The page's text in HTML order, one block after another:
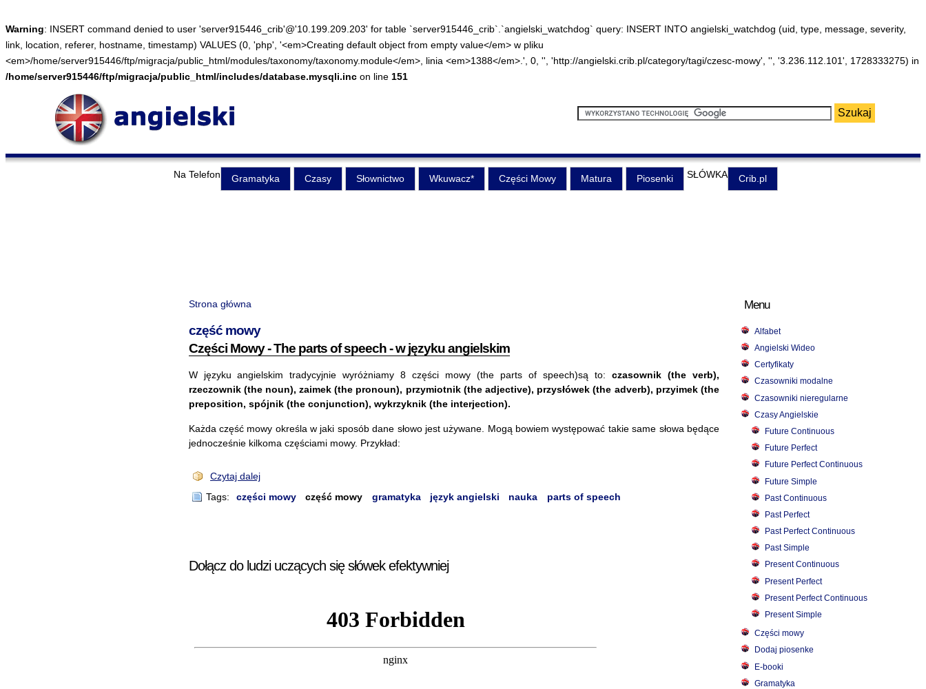
Warning: INSERT command denied to user 'server915446_crib'@'10.199.209.203' for table `server915446_crib`.`angielski_watchdog` query: INSERT INTO angielski_watchdog (uid, type, message, severity,
link, location, referer, hostname, timestamp) VALUES (0, 'php', '<em>Creating default object from empty value</em> w pliku
<em>/home/server915446/ftp/migracja/public_html/modules/taxonomy/taxonomy.module</em>, linia <em>1388</em>.', 0, '', 'http://angielski.crib.pl/category/tagi/czesc-mowy', '', '3.236.112.101', 1728333275) in
/home/server915446/ftp/migracja/public_html/includes/database.mysqli.inc on line 151
Na Telefon Gramatyka Czasy Słownictwo Wkuwacz* Części Mowy Matura Piosenki SŁÓWKA Crib.pl
Menu
Alfabet
Angielski Wideo
Certyfikaty
Czasowniki modalne
Czasowniki nieregularne
Czasy Angielskie
Future Continuous
Future Perfect
Future Perfect Continuous
Future Simple
Past Continuous
Past Perfect
Past Perfect Continuous
Past Simple
Present Continuous
Present Perfect
Present Perfect Continuous
Present Simple
Części mowy
Dodaj piosenke
E-booki
Gramatyka
Strona główna
część mowy
Części Mowy - The parts of speech - w języku angielskim
W języku angielskim tradycyjnie wyróżniamy 8 części mowy (the parts of speech)są to: czasownik (the verb),
rzeczownik (the noun), zaimek (the pronoun), przymiotnik (the adjective), przysłówek (the adverb), przyimek (the
preposition, spójnik (the conjunction), wykrzyknik (the interjection).
Każda część mowy określa w jaki sposób dane słowo jest używane. Mogą bowiem występować takie same słowa będące
jednocześnie kilkoma częściami mowy. Przykład:
Czytaj dalej
Tags:
części mowy część mowy gramatyka język angielski nauka parts of speech
Dołącz do ludzi uczących się słówek efektywniej